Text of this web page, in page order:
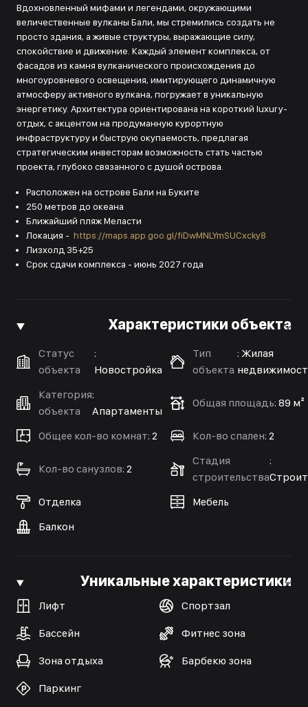
Вдохновленный мифами и легендами, окружающими
величественные вулканы Бали, мы стремились создать не
просто здания, а живые структуры, выражающие силу,
спокойствие и движение. Каждый элемент комплекса, от
фасадов из камня вулканического происхождения до
многоуровневого освещения, имитирующего динамичную
атмосферу активного вулкана, погружает в уникальную
энергетику. Архитектура ориентирована на короткий luxury-
отдых, с акцентом на продуманную курортную
инфраструктуру и быструю окупаемость, предлагая
стратегическим инвесторам возможность стать частью
проекта, глубоко связанного с душой острова.
Расположен на острове Бали на Буките
250 метров до океана
Ближайший пляж Меласти
Локация - https://maps.app.goo.gl/fiDwMNLYmSUCxcky8
Лизхолд 35+25
Срок сдачи комплекса - июнь 2027 года
Характеристики объекта
Статус
объекта
:
Новостройка
Тип
объекта
: Жилая
Категория
объекта
:
Апартаменты
Общая площадь: 89 м²
Общее кол-во комнат: 2 Кол-во спален: 2
Кол-во санузлов: 2
Стадия
строительства
:
Отделка
Мебель
Балкон
Уникальные характеристики
Лифт Спортзал
Бассейн Фитнес зона
Зона отдыха Барбекю зона
Паркинг